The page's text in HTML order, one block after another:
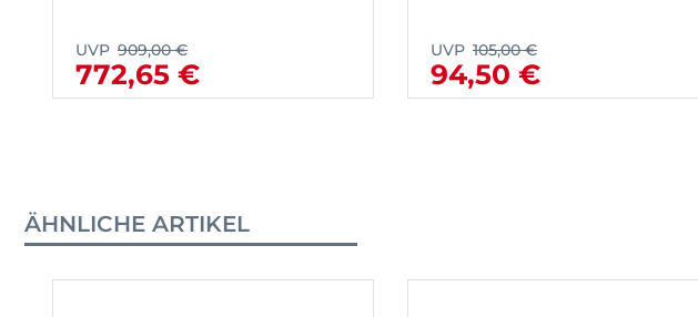
UVP 909,00 €
772,65 €
UVP 105,00 €
94,50 €
ÄHNLICHE ARTIKEL